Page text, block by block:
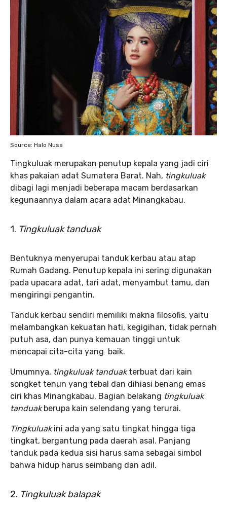
Source: Halo Nusa
Tingkuluak merupakan penutup kepala yang jadi ciri
khas pakaian adat Sumatera Barat. Nah, tingkuluak
dibagi lagi menjadi beberapa macam berdasarkan
kegunaannya dalam acara adat Minangkabau.
1. Tingkuluak tanduak
Bentuknya menyerupai tanduk kerbau atau atap
Rumah Gadang. Penutup kepala ini sering digunakan
pada upacara adat, tari adat, menyambut tamu, dan
mengiringi pengantin.
Tanduk kerbau sendiri memiliki makna filosofis, yaitu
melambangkan kekuatan hati, kegigihan, tidak pernah
putuh asa, dan punya kemauan tinggi untuk
mencapai cita-cita yang baik.
Umumnya, tingkuluak tanduakterbuat dari kain
songket tenun yang tebal dan dihiasi benang emas
ciri khas Minangkabau. Bagian belakang tingkuluak
tanduakberupa kain selendang yang terurai.
Tingkuluakini ada yang satu tingkat hingga tiga
tingkat, bergantung pada daerah asal. Panjang
tanduk pada kedua sisi harus sama sebagai simbol
bahwa hidup harus seimbang dan adil.
2. Tingkuluak balapak